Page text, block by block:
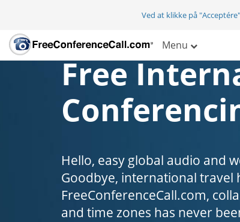
Ved at klikke på
Menu
Free
Hello, easy global audio and
Goodbye, international travel
FreeConferenceCall.com,
and time zones has never